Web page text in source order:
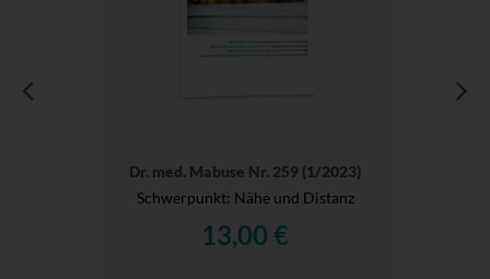
Dr. med. Mabuse Nr. 259 (1/2023)
Schwerpunkt: Nähe und Distanz
13,00 €